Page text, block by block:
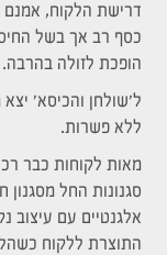
דרישת הלקוח, אמנם
כסף רב אך בשל
הופכת לזולה בהרבה.
ל'שולחן והכיסא' יצא
ללא פשרות.
מאות לקוחות כבר
סגנונות החל מסגנון
אלגנטיים עם עיצוב
התוצרת ללקוח